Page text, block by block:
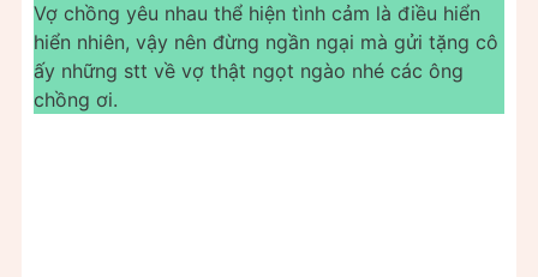
Vợ chồng yêu nhau thể hiện tình cảm là điều hiển
hiển nhiên, vậy nên đừng ngần ngại mà gửi tặng cô
ấy những stt về vợ thật ngọt ngào nhé các ông
chồng ơi.